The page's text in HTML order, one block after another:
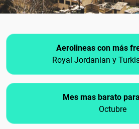
Aerolineas con más
Royal Jordanian y
Mes mas barato
Octubre